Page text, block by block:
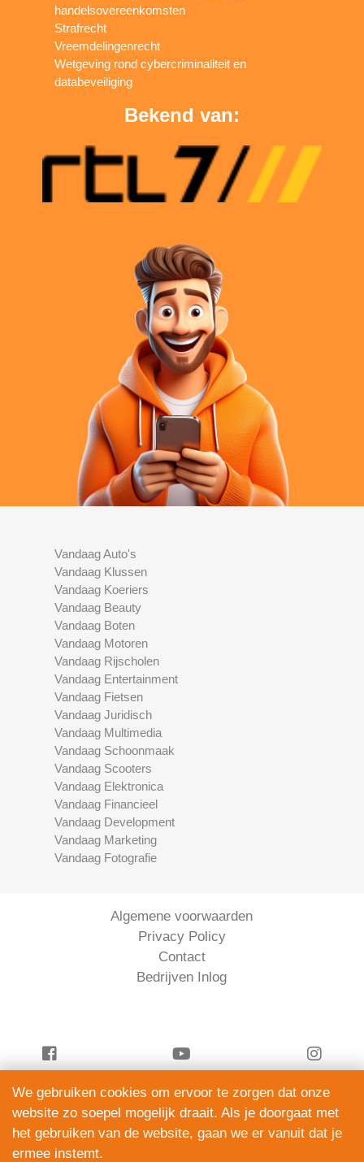
handelsovereenkomsten
Strafrecht
Vreemdelingenrecht
Wetgeving rond cybercriminaliteit en
databeveiliging
Bekend van:
Vandaag Auto's
Vandaag Klussen
Vandaag Koeriers
Vandaag Beauty
Vandaag Boten
Vandaag Motoren
Vandaag Rijscholen
Vandaag Entertainment
Vandaag Fietsen
Vandaag Juridisch
Vandaag Multimedia
Vandaag Schoonmaak
Vandaag Scooters
Vandaag Elektronica
Vandaag Financieel
Vandaag Development
Vandaag Marketing
Vandaag Fotografie
Algemene voorwaarden
Privacy Policy
Contact
Bedrijven Inlog
Vandaag Juridisch is onderdeel van
ServiceRight B.V. | KVK 90914872
We gebruiken cookies om ervoor te zorgen dat onze
website zo soepel mogelijk draait. Als je doorgaat met
het gebruiken van de website, gaan we er vanuit dat je
ermee instemt.